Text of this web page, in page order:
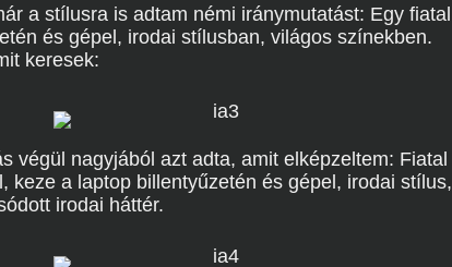
a stílusra is adtam némi iránymutatást: Egy
és gépel, irodai stílusban, világos színekben.
keresek:
végül nagyjából azt adta, amit elképzeltem:
keze a laptop billentyűzetén és gépel, irodai
irodai háttér.